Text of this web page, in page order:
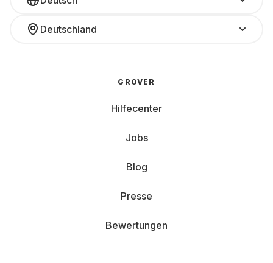
Deutschland
GROVER
Hilfecenter
Jobs
Blog
Presse
Bewertungen